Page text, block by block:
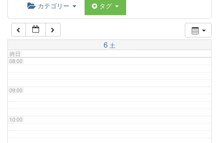
カテゴリー タグ
6 土
終日
07:00
08:00
09:00
10:00